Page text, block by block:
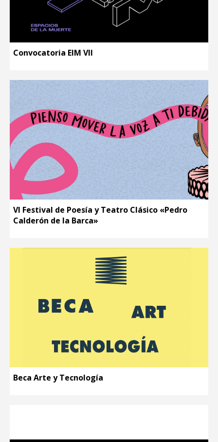
Convocatoria EIM VII
VI Festival de Poesía y Teatro Clásico «Pedro
Calderón de la Barca»
Beca Arte y Tecnología